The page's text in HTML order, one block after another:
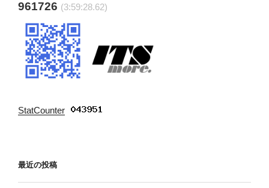
961726 (3:59:29.82)
StatCounter
最近の投稿